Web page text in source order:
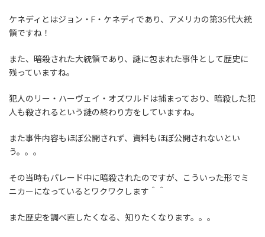
ケネディとはジョン・F・ケネディであり、アメリカの第35代大統
領ですね！
また、暗殺された大統領であり、謎に包まれた事件として歴史に
残っていますね。
犯人のリー・ハーヴェイ・オズワルドは捕まっており、暗殺した犯
人も殺されるという謎の終わり方をしていますね。
また事件内容もほぼ公開されず、資料もほぼ公開されないとい
う。。。
その当時もパレード中に暗殺されたのですが、こういった形でミ
ニカーになっているとワクワクします＾＾
また歴史を調べ直したくなる、知りたくなります。。。